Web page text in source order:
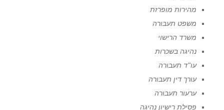
מהירות מופרזת
משפט תעבורה
משרד הרישוי
נהיגה בשכרות
עו"ד תעבורה
עורך דין תעבורה
ערעור תעבורה
פסילת רישיון נהיגה